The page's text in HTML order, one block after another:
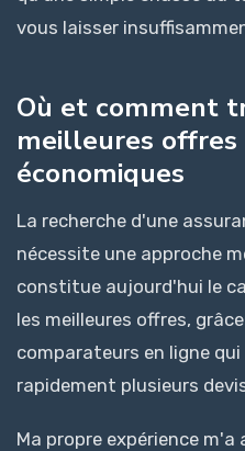
vous laisser
Où et comment
meilleures offres
économiques
La recherche d'une
nécessite une approche
constitue aujourd'hui le
les meilleures offres,
comparateurs en ligne
rapidement plusieurs
Ma propre expérience